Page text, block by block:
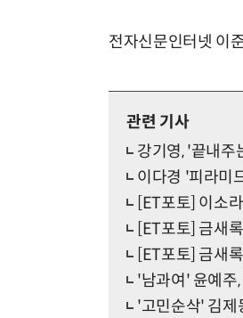
전자신문인터넷 이
관련 기사
강기영, '끝내주
이다경 '피라미
[ET포토] 이소
[ET포토] 금새
[ET포토] 금새
'남과여' 윤예주
'고민순삭' 김제